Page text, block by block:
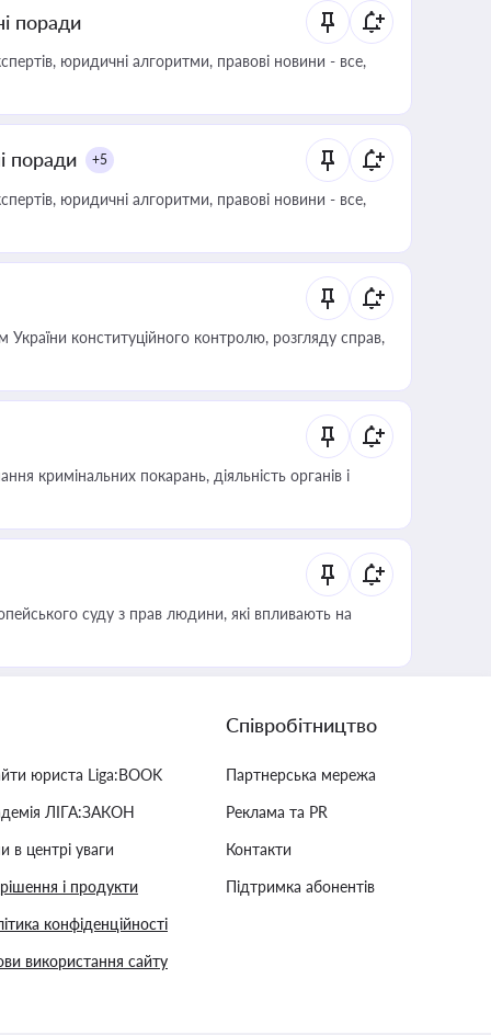
поради
юридичні алгоритми, правові новини - все,
поради +5
юридичні алгоритми, правові новини - все,
конституційного контролю, розгляду справ,
кримінальних покарань, діяльність органів і
суду з прав людини, які впливають на
юриста Liga:BOOK
ЛІГА:ЗАКОН
в центрі уваги
рішення і продукти
конфіденційності
використання сайту
Співробітництво
Партнерська мережа
Реклама та PR
Контакти
Підтримка абонентів